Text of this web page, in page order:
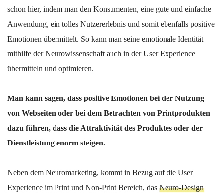
schon hier, indem man den Konsumenten, eine gute und einfache
Anwendung, ein tolles Nutzererlebnis und somit ebenfalls positive
Emotionen übermittelt. So kann man seine emotionale Identität
mithilfe der Neurowissenschaft auch in der User Experience
übermitteln und optimieren.
Man kann sagen, dass positive Emotionen bei der Nutzung
von Webseiten oder bei dem Betrachten von Printprodukten
dazu führen, dass die Attraktivität des Produktes oder der
Dienstleistung enorm steigen.
Neben dem Neuromarketing, kommt in Bezug auf die User
Experience im Print und Non-Print Bereich, das Neuro-Design